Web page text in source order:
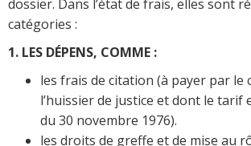
dossier. Dans l’état de frais, elles sont
catégories :
1. LES DÉPENS, COMME :
les frais de citation (à payer par le
l’huissier de justice et dont le tarif
du 30 novembre 1976).
les droits de greffe et de mise au